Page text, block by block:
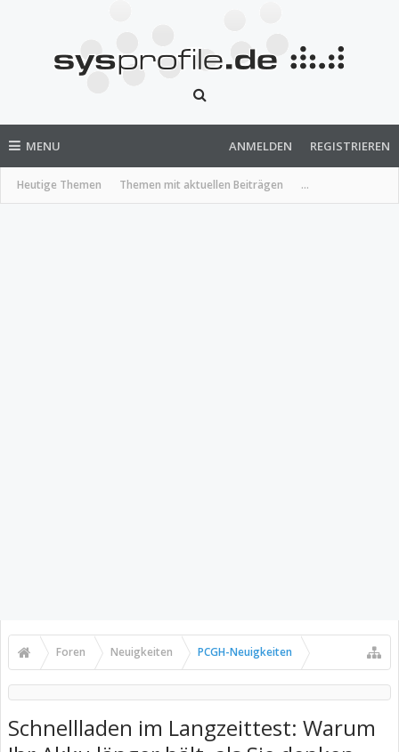
MENU
Heutige Themen Themen mit aktuellen Beiträgen ...
ANMELDEN REGISTRIEREN
Foren Neuigkeiten PCGH-Neuigkeiten
Schnellladen im Langzeittest: Warum